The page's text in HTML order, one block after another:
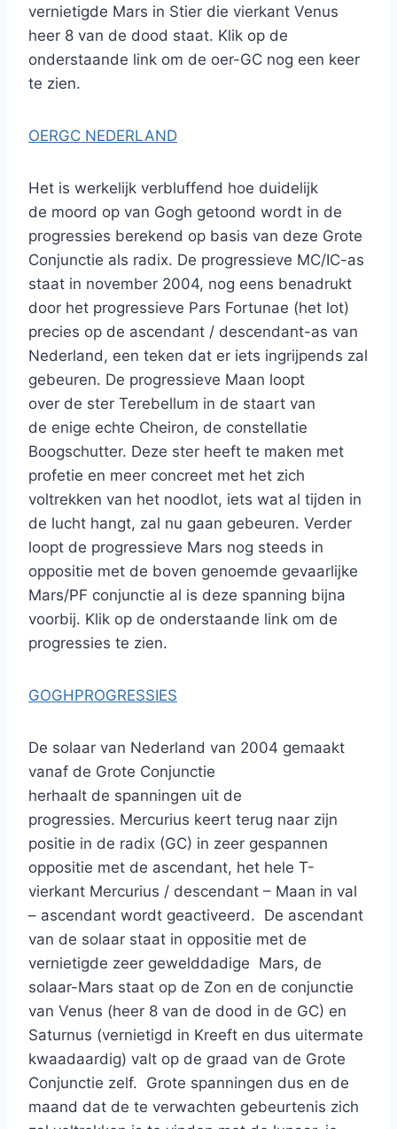
vernietigde Mars in Stier die vierkant Venus
heer 8 van de dood staat. Klik op de
onderstaande link om de oer-GC nog een keer
te zien.
OERGC NEDERLAND
Het is werkelijk verbluffend hoe duidelijk
de moord op van Gogh getoond wordt in de
progressies berekend op basis van deze Grote
Conjunctie als radix. De progressieve MC/IC-as
staat in november 2004, nog eens benadrukt
door het progressieve Pars Fortunae (het lot)
precies op de ascendant / descendant-as van
Nederland, een teken dat er iets ingrijpends zal
gebeuren. De progressieve Maan loopt
over de ster Terebellum in de staart van
de enige echte Cheiron, de constellatie
Boogschutter. Deze ster heeft te maken met
profetie en meer concreet met het zich
voltrekken van het noodlot, iets wat al tijden in
de lucht hangt, zal nu gaan gebeuren. Verder
loopt de progressieve Mars nog steeds in
oppositie met de boven genoemde gevaarlijke
Mars/PF conjunctie al is deze spanning bijna
voorbij. Klik op de onderstaande link om de
progressies te zien.
GOGHPROGRESSIES
De solaar van Nederland van 2004 gemaakt
vanaf de Grote Conjunctie
herhaalt de spanningen uit de
progressies. Mercurius keert terug naar zijn
positie in de radix (GC) in zeer gespannen
oppositie met de ascendant, het hele T-
vierkant Mercurius / descendant – Maan in val
– ascendant wordt geactiveerd. De ascendant
van de solaar staat in oppositie met de
vernietigde zeer gewelddadige Mars, de
solaar-Mars staat op de Zon en de conjunctie
van Venus (heer 8 van de dood in de GC) en
Saturnus (vernietigd in Kreeft en dus uitermate
kwaadaardig) valt op de graad van de Grote
Conjunctie zelf. Grote spanningen dus en de
maand dat de te verwachten gebeurtenis zich